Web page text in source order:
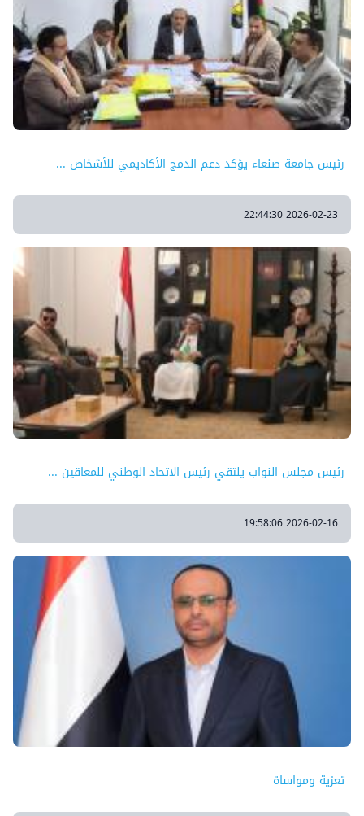
رئيس جامعة صنعاء يؤكد دعم الدمج الأكاديمي للأشخاص ...
2026-02-23 22:44:30
‏رئيس مجلس النواب يلتقي رئيس الاتحاد الوطني للمعاقين ...
2026-02-16 19:58:06
تعزية ومواساة